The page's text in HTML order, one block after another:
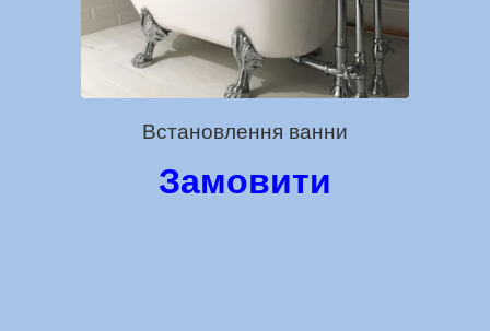
Встановлення ванни
Замовити